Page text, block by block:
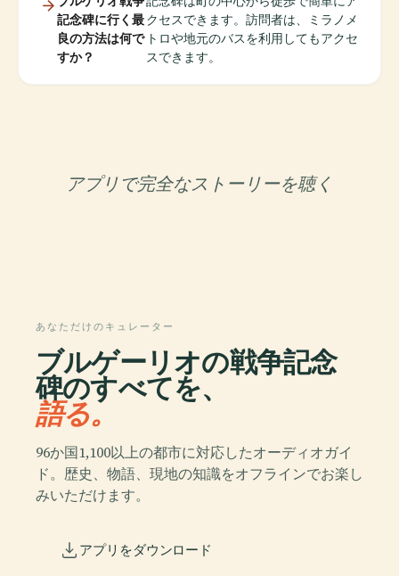
記念碑に行く最
良の方法は何で
すか？
クセスできます。訪問者は、ミラノメ
トロや地元のバスを利用してもアクセ
スできます。
アプリで完全なストーリーを聴く
あなただけのキュレーター
ブルゲーリオの戦争記念
碑のすべてを、
語る。
96か国1,100以上の都市に対応したオーディオガイ
ド。歴史、物語、現地の知識をオフラインでお楽し
みいただけます。
アプリをダウンロード